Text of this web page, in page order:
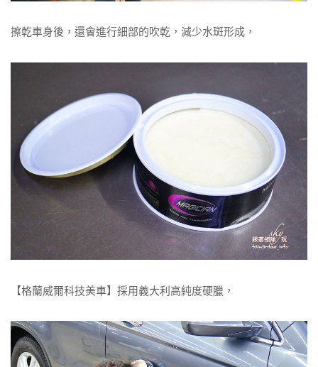
擦乾車身後，還會進行細部的吹乾，減少水斑形成，
【格蘭威爾科技美車】採用義大利高純度硬臘，